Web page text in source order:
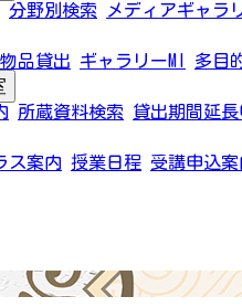
分野別検索 メディアギャラ
物品貸出 ギャラリーMI 多目
所蔵資料検索 貸出期間延長
ス案内 授業日程 受講申込案